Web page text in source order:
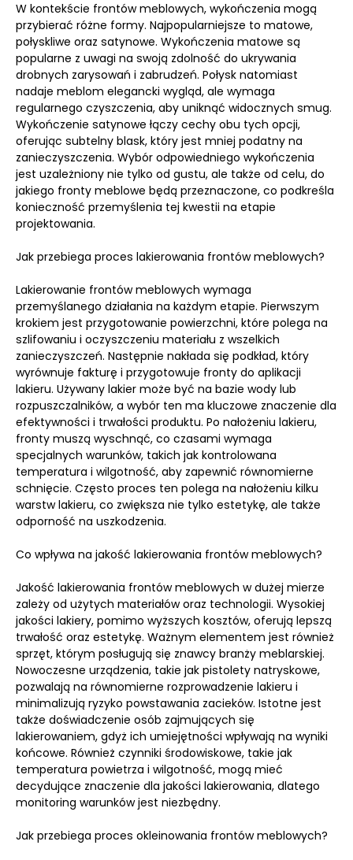
W kontekście frontów meblowych, wykończenia mogą
przybierać różne formy. Najpopularniejsze to matowe,
połyskliwe oraz satynowe. Wykończenia matowe są
popularne z uwagi na swoją zdolność do ukrywania
drobnych zarysowań i zabrudzeń. Połysk natomiast
nadaje meblom elegancki wygląd, ale wymaga
regularnego czyszczenia, aby uniknąć widocznych smug.
Wykończenie satynowe łączy cechy obu tych opcji,
oferując subtelny blask, który jest mniej podatny na
zanieczyszczenia. Wybór odpowiedniego wykończenia
jest uzależniony nie tylko od gustu, ale także od celu, do
jakiego fronty meblowe będą przeznaczone, co podkreśla
konieczność przemyślenia tej kwestii na etapie
projektowania.
Jak przebiega proces lakierowania frontów meblowych?
Lakierowanie frontów meblowych wymaga
przemyślanego działania na każdym etapie. Pierwszym
krokiem jest przygotowanie powierzchni, które polega na
szlifowaniu i oczyszczeniu materiału z wszelkich
zanieczyszczeń. Następnie nakłada się podkład, który
wyrównuje fakturę i przygotowuje fronty do aplikacji
lakieru. Używany lakier może być na bazie wody lub
rozpuszczalników, a wybór ten ma kluczowe znaczenie dla
efektywności i trwałości produktu. Po nałożeniu lakieru,
fronty muszą wyschnąć, co czasami wymaga
specjalnych warunków, takich jak kontrolowana
temperatura i wilgotność, aby zapewnić równomierne
schnięcie. Często proces ten polega na nałożeniu kilku
warstw lakieru, co zwiększa nie tylko estetykę, ale także
odporność na uszkodzenia.
Co wpływa na jakość lakierowania frontów meblowych?
Jakość lakierowania frontów meblowych w dużej mierze
zależy od użytych materiałów oraz technologii. Wysokiej
jakości lakiery, pomimo wyższych kosztów, oferują lepszą
trwałość oraz estetykę. Ważnym elementem jest również
sprzęt, którym posługują się znawcy branży meblarskiej.
Nowoczesne urządzenia, takie jak pistolety natryskowe,
pozwalają na równomierne rozprowadzenie lakieru i
minimalizują ryzyko powstawania zacieków. Istotne jest
także doświadczenie osób zajmujących się
lakierowaniem, gdyż ich umiejętności wpływają na wyniki
końcowe. Również czynniki środowiskowe, takie jak
temperatura powietrza i wilgotność, mogą mieć
decydujące znaczenie dla jakości lakierowania, dlatego
monitoring warunków jest niezbędny.
Jak przebiega proces okleinowania frontów meblowych?